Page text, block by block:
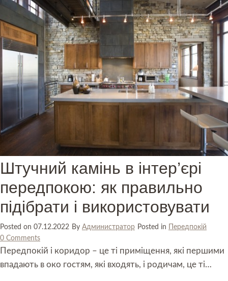
Штучний камінь в інтер’єрі
передпокою: як правильно
підібрати і використовувати
Posted on 07.12.2022 By Администратор Posted in
Передпокій
0 Comments
Передпокій і коридор – це ті приміщення, які першими
впадають в око гостям, які входять, і родичам, це ті…